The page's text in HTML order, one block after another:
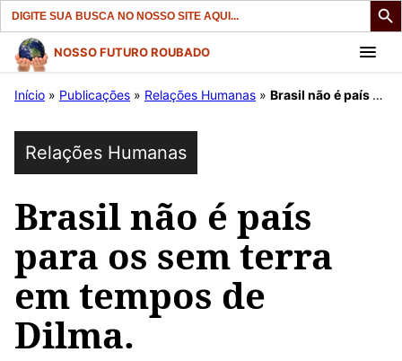
Search
for:
Pular
para
conteúdo
NOSSO FUTURO ROUBADO
Início » Publicações » Relações Humanas » Brasil não é país para os sem terra em tempos de Dilma.
Relações Humanas
Brasil não é país
para os sem terra
em tempos de
Dilma.